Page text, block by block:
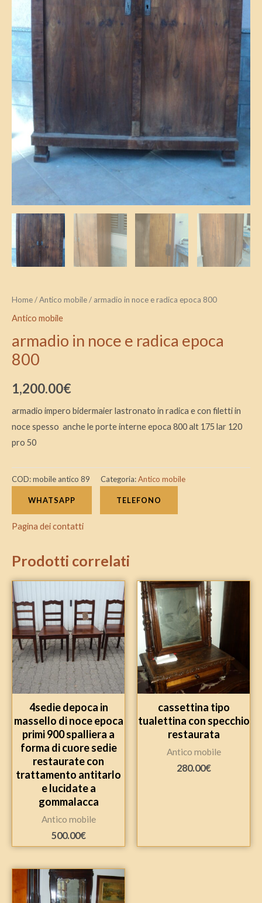
Home/Antico mobile/ armadio in noce e radica epoca 800
Antico mobile
armadio in noce e radica epoca
800
1,200.00€
armadio impero bidermaier lastronato in radica e con filetti in
noce spesso anche le porte interne epoca 800 alt 175 lar 120
pro 50
COD:mobile antico 89 Categoria:Antico mobile
WHATSAPP TELEFONO
Pagina dei contatti
Prodotti correlati
4sedie depoca in
massello di noce epoca
primi 900 spalliera a
forma di cuore sedie
restaurate con
trattamento antitarlo
e lucidate a
gommalacca
Antico mobile
500.00€
cassettina tipo
tualettina con specchio
restaurata
Antico mobile
280.00€